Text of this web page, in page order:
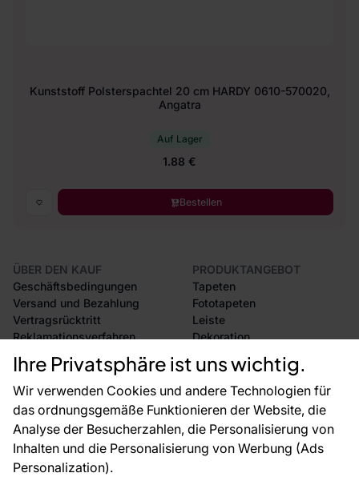
Ihre Privatsphäre ist uns wichtig.
Wir verwenden Cookies und andere Technologien für
das ordnungsgemäße Funktionieren der Website, die
Analyse der Besucherzahlen, die Personalisierung von
Inhalten und die Personalisierung von Werbung (Ads
Personalization).
Kunststoff Polsterspachtel 20 cm HARDY 0610-570020,
Angatra
Auf Lager
1.88 €
Bestellen
ÜBER DEN KAUF
Geschäftsbedingungen
Versand und Bezahlung
Vertragsrücktritt
Reklamationsverfahren
Rücksendung von Waren
CE-Zertifizierung
Großhandel
Raumvisualisierung
PRODUKTANGEBOT
Tapeten
Fototapeten
Leiste
Dekoration
Selbstklebende Folien
Zubehör
Tapetenmuster
FÜR SIE
Blog
ÜBER DAS UNTERNEHMEN